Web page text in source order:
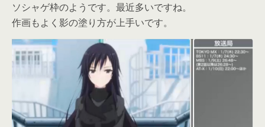
ソシャゲ枠のようです。最近多いですね。
作画もよく影の塗り方が上手いです。